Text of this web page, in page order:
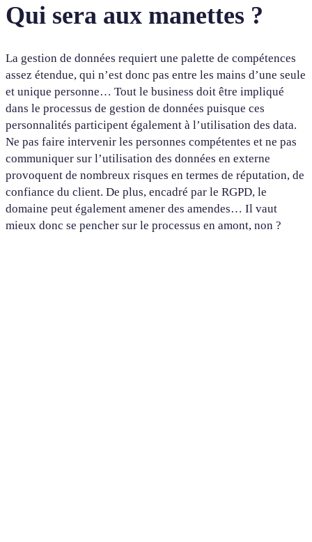
Qui sera aux manettes ?
La gestion de données requiert une palette de compétences
assez étendue, qui n’est donc pas entre les mains d’une seule
et unique personne… Tout le business doit être impliqué
dans le processus de gestion de données puisque ces
personnalités participent également à l’utilisation des data.
Ne pas faire intervenir les personnes compétentes et ne pas
communiquer sur l’utilisation des données en externe
provoquent de nombreux risques en termes de réputation, de
confiance du client. De plus, encadré par le RGPD, le
domaine peut également amener des amendes… Il vaut
mieux donc se pencher sur le processus en amont, non ?